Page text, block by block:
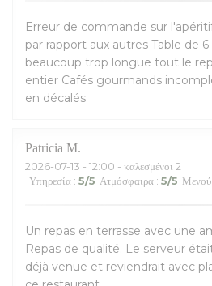
Erreur de commande sur
par rapport aux autres Table de
beaucoup trop longue tout le
entier Cafés gourmands
en décalés
Patricia M
2026-07-13 - 12:00 - καλεσμένοι 2
Υπηρεσία : 5/5 Ατμόσφαιρα : 5/5 Μενού
Un repas en terrasse avec une
Repas de qualité. Le serveur
déjà venue et reviendrait avec